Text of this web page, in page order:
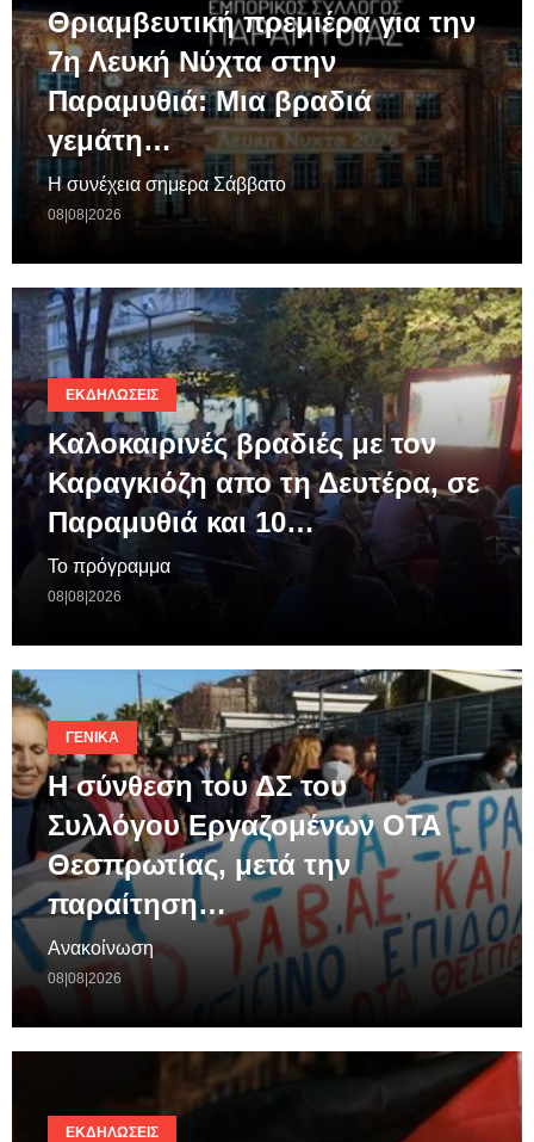
Θριαμβευτική πρεμιέρα για την
7η Λευκή Νύχτα στην
Παραμυθιά: Μια βραδιά
γεμάτη…
Η συνέχεια σημερα Σάββατο
08|08|2026
ΕΚΔΗΛΏΣΕΙΣ
Καλοκαιρινές βραδιές με τον
Καραγκιόζη απο τη Δευτέρα, σε
Παραμυθιά και 10…
Το πρόγραμμα
08|08|2026
ΓΕΝΙΚΆ
Η σύνθεση του ΔΣ του
Συλλόγου Εργαζομένων ΟΤΑ
Θεσπρωτίας, μετά την
παραίτηση…
Ανακοίνωση
08|08|2026
ΕΚΔΗΛΏΣΕΙΣ